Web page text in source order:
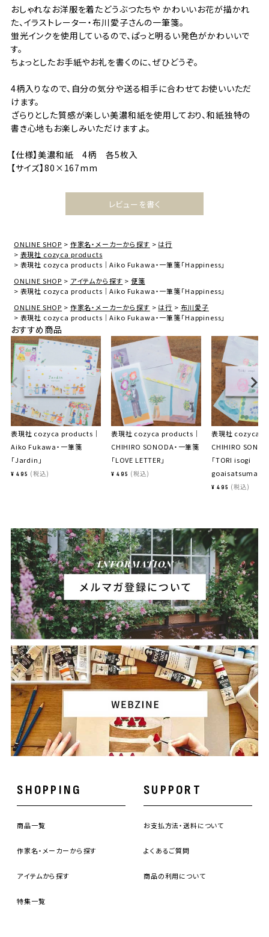
おしゃれなお洋服を着たどうぶつたちや かわいいお花が描かれ
た、イラストレーター・布川愛子さんの一筆箋。
蛍光インクを使用しているので、ぱっと明るい発色がかわいいで
す。
ちょっとしたお手紙やお礼を書くのに、ぜひどうぞ。
4柄入りなので、自分の気分や送る相手に合わせてお使いいただ
けます。
ざらりとした質感が楽しい美濃和紙を使用しており、和紙独特の
書き心地もお楽しみいただけますよ。
【仕様】美濃和紙 4柄 各5枚入
【サイズ】80×167mm
レビューを書く
ONLINE SHOP 作家名・メーカーから探す
は行
表現社 cozyca products
表現社 cozyca products｜Aiko Fukawa・一筆箋「Happiness」
ONLINE SHOP
アイテムから探す
便箋
表現社 cozyca products｜Aiko Fukawa・一筆箋「Happiness」
ONLINE SHOP
作家名・メーカーから探す は行
布川愛子
表現社 cozyca products｜Aiko Fukawa・一筆箋「Happiness」
おすすめ商品
表現社 cozyca products｜
Aiko Fukawa・一筆箋
「Jardin」
¥ 495 税込
表現社 cozyca products｜
CHIHIRO SONODA・一筆箋
「LOVE LETTER」
¥ 495 税込
表現社 cozyca
CHIHIRO
「TORI isogi
goaisatsumade
¥ 495 税込
SHOPPING
商品一覧
作家名・メーカーから探す
アイテムから探す
特集一覧
SUPPORT
お支払方法・送料について
よくあるご質問
商品の利用について